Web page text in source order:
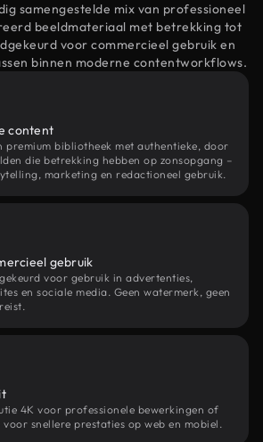
samengestelde mix van professioneel
beeldmateriaal met betrekking tot
voor commercieel gebruik en
binnen moderne contentworkflows.
content
premium bibliotheek met authentieke, door
die betrekking hebben op zonsopgang –
marketing en redactioneel gebruik.
gebruik
voor gebruik in advertenties,
en sociale media. Geen watermerk, geen
4K voor professionele bewerkingen of
snellere prestaties op web en mobiel.